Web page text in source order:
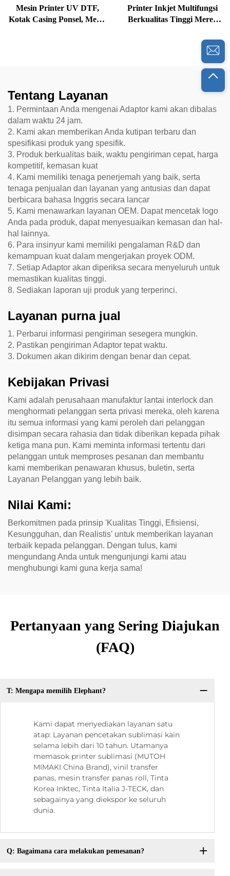
Mesin Printer UV DTF,
Kotak Casing Ponsel, Mesin
Printer Inkjet Multifungsi
Berkualitas Tinggi Merek
Printer Sublimasi Pewarna,
Tentang Layanan
1. Permintaan Anda mengenai Adaptor kami akan dibalas
dalam waktu 24 jam.
2. Kami akan memberikan Anda kutipan terbaru dan
spesifikasi produk yang spesifik.
3. Produk berkualitas baik, waktu pengiriman cepat, harga
kompetitif, kemasan kuat
4. Kami memiliki tenaga penerjemah yang baik, serta
tenaga penjualan dan layanan yang antusias dan dapat
berbicara bahasa Inggris secara lancar
5. Kami menawarkan layanan OEM. Dapat mencetak logo
Anda pada produk, dapat menyesuaikan kemasan dan hal-
hal lainnya.
6. Para insinyur kami memiliki pengalaman R&D dan
kemampuan kuat dalam mengerjakan proyek ODM.
7. Setiap Adaptor akan diperiksa secara menyeluruh untuk
memastikan kualitas tinggi.
8. Sediakan laporan uji produk yang terperinci.
Layanan purna jual
1. Perbarui informasi pengiriman sesegera mungkin.
2. Pastikan pengiriman Adaptor tepat waktu.
3. Dokumen akan dikirim dengan benar dan cepat.
Kebijakan Privasi
Kami adalah perusahaan manufaktur lantai interlock dan
menghormati pelanggan serta privasi mereka, oleh karena
itu semua informasi yang kami peroleh dari pelanggan
disimpan secara rahasia dan tidak diberikan kepada pihak
ketiga mana pun. Kami meminta informasi tertentu dari
pelanggan untuk memproses pesanan dan membantu
kami memberikan penawaran khusus, buletin, serta
Layanan Pelanggan yang lebih baik.
Nilai Kami:
Berkomitmen pada prinsip 'Kualitas Tinggi, Efisiensi,
Kesungguhan, dan Realistis' untuk memberikan layanan
terbaik kepada pelanggan. Dengan tulus, kami
mengundang Anda untuk mengunjungi kami atau
menghubungi kami guna kerja sama!
Pertanyaan yang Sering Diajukan
(FAQ)
T: Mengapa memilih Elephant?
Kami dapat menyediakan layanan satu
atap: Layanan pencetakan sublimasi kain
selama lebih dari 10 tahun. Utamanya
memasok printer sublimasi (MUTOH
MIMAKI China Brand), vinil transfer
panas, mesin transfer panas roll, Tinta
Korea Inktec, Tinta Italia J-TECK, dan
sebagainya yang diekspor ke seluruh
dunia.
Q: Bagaimana cara melakukan pemesanan?